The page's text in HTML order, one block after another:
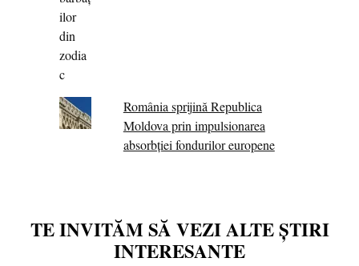
România sprijină Republica
Moldova prin impulsionarea
absorbției fondurilor europene
TE INVITĂM SĂ VEZI ALTE ȘTIRI
INTERESANTE